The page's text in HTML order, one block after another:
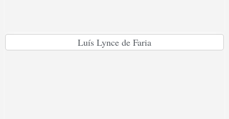
Luís Lynce de Faria